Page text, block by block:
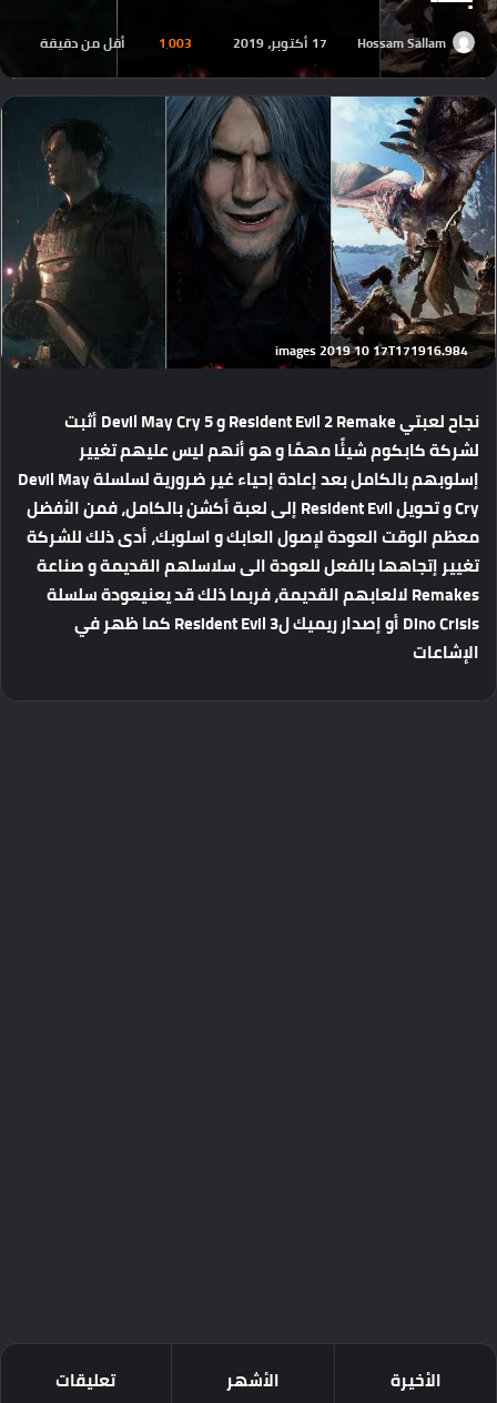
Hossam Sallam 17 أكتوبر، 2019 1٬003 أقل من دقيقة
images 2019 10 17T171916.984
نجاح لعبتي Resident Evil 2 Remake و Devil May Cry 5 أثبت
لشركة كابكوم شيئًا مهمًا و هو أنهم ليس عليهم تغيير
إسلوبهم بالكامل بعد إعادة إحياء غير ضرورية لسلسلة Devil May
Cry و تحويل Resident Evil إلى لعبة أكشن بالكامل، فمن الأفضل
معظم الوقت العودة لإصول العابك و اسلوبك، أدى ذلك للشركة
تغيير إتجاهها بالفعل للعودة الى سلاسلهم القديمة و صناعة
Remakes لالعابهم القديمة، فربما ذلك قد يعنيعودة سلسلة
Dino Crisis أو إصدار ريميك لResident Evil 3 كما ظهر في
الإشاعات
الأخيرة الأشهر تعليقات